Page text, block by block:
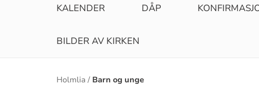
KALENDER DÅP
BILDER AV KIRKEN
Brødsmulesti
Holmlia Barn og unge